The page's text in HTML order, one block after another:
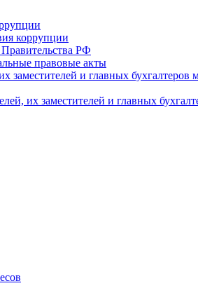
коррупции
РФ
правовые акты
заместителей и главных
их заместителей и главных